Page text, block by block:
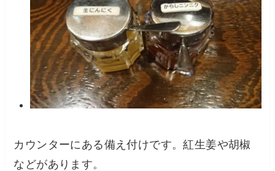
カウンターにある備え付けです。紅生姜や胡椒
などがあります。